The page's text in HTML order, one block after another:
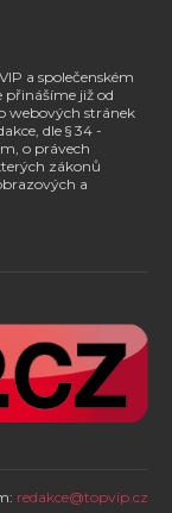
a společenském
přinášíme již od
webových stránek
dle § 34 -
o právech
zákonů
a
redakce@topvip.cz